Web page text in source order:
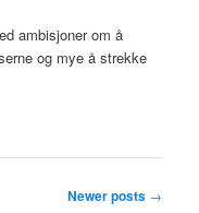
ambisjoner om å
og mye å strekke
Newer posts →